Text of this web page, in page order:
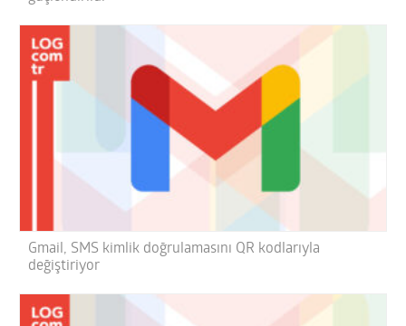
Gmail, SMS kimlik doğrulamasını QR kodlarıyla
değiştiriyor